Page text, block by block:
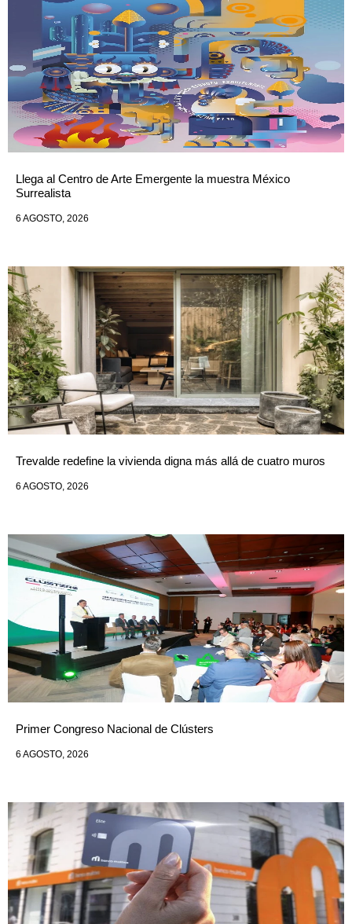
Llega al Centro de Arte Emergente la muestra México
Surrealista
6 AGOSTO, 2026
Trevalde redefine la vivienda digna más allá de cuatro muros
6 AGOSTO, 2026
Primer Congreso Nacional de Clústers
6 AGOSTO, 2026